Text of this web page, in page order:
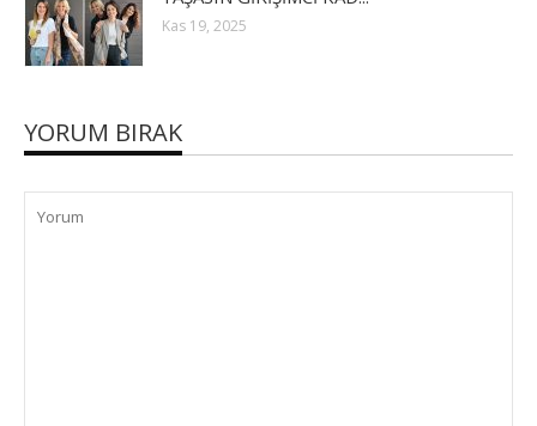
Kas 19, 2025
YORUM BIRAK